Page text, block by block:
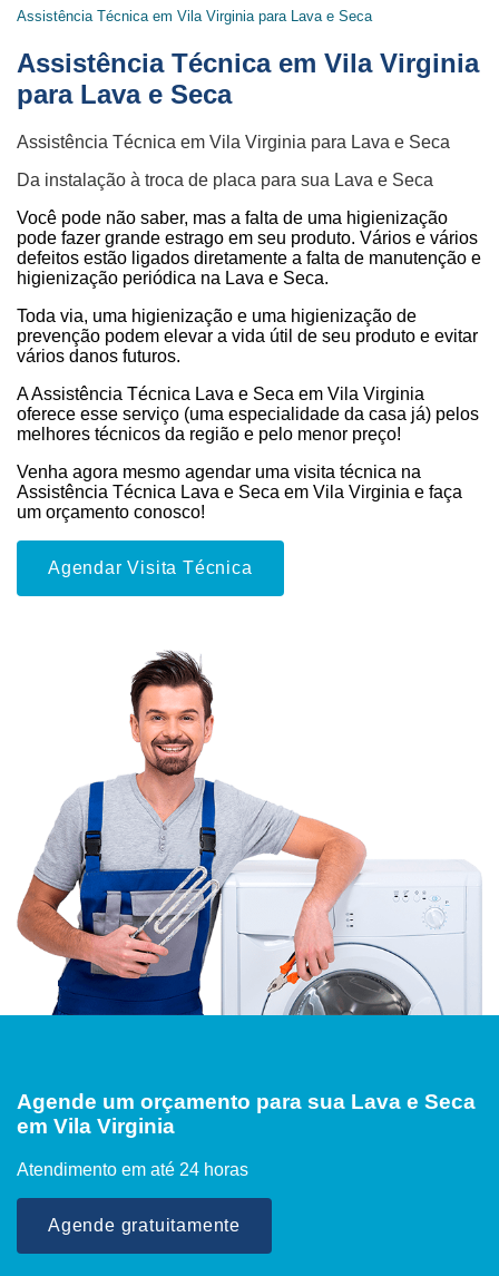
Assistência Técnica em Vila Virginia para Lava e Seca
Assistência Técnica em Vila Virginia
para Lava e Seca
Assistência Técnica em Vila Virginia para Lava e Seca
Da instalação à troca de placa para sua Lava e Seca
Você pode não saber, mas a falta de uma higienização
pode fazer grande estrago em seu produto. Vários e vários
defeitos estão ligados diretamente a falta de manutenção e
higienização periódica na Lava e Seca.
Toda via, uma higienização e uma higienização de
prevenção podem elevar a vida útil de seu produto e evitar
vários danos futuros.
A Assistência Técnica Lava e Seca em Vila Virginia
oferece esse serviço (uma especialidade da casa já) pelos
melhores técnicos da região e pelo menor preço!
Venha agora mesmo agendar uma visita técnica na
Assistência Técnica Lava e Seca em Vila Virginia e faça
um orçamento conosco!
Agendar Visita Técnica
Agende um orçamento para sua Lava e Seca
em Vila Virginia
Atendimento em até 24 horas
Agende gratuitamente